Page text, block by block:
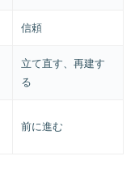
信頼
立て直す、再建す
る
前に進む